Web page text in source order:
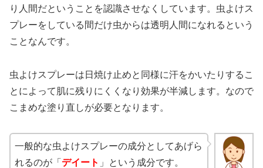
り人間だということを認識させなくしています。虫よけス
プレーをしている間だけ虫からは透明人間になれるという
ことなんです。
虫よけスプレーは日焼け止めと同様に汗をかいたりするこ
とによって肌に残りにくくなり 効果が半減します。なので
こまめな塗り直しが必要となります。
一般的な虫よけスプレーの成分としてあげら
れるのが「 デイート 」という成分です。